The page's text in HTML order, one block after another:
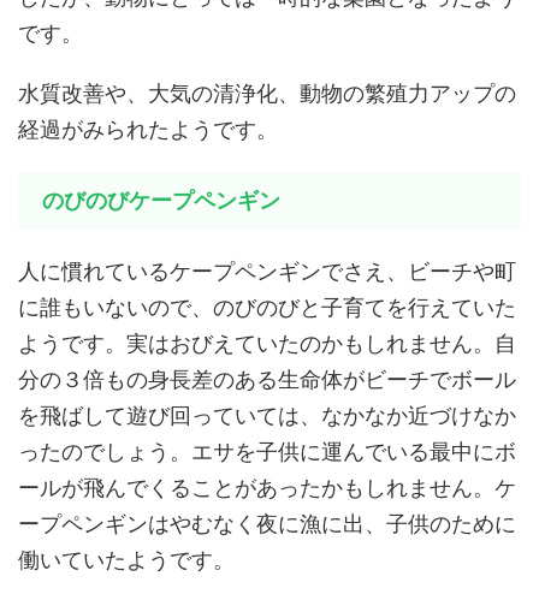
です。
水質改善や、大気の清浄化、動物の繁殖力アップの
経過がみられたようです。
のびのびケープペンギン
人に慣れているケープペンギンでさえ、ビーチや町
に誰もいないので、のびのびと子育てを行えていた
ようです。実はおびえていたのかもしれません。自
分の３倍もの身長差のある生命体がビーチでボール
を飛ばして遊び回っていては、なかなか近づけなか
ったのでしょう。エサを子供に運んでいる最中にボ
ールが飛んでくることがあったかもしれません。ケ
ープペンギンはやむなく夜に漁に出、子供のために
働いていたようです。